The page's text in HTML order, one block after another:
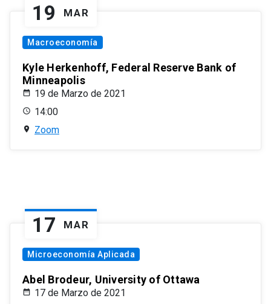
19 MAR
Macroeconomía
Kyle Herkenhoff, Federal Reserve Bank of
Minneapolis
19 de Marzo de 2021
14:00
Zoom
17 MAR
Microeconomía Aplicada
Abel Brodeur, University of Ottawa
17 de Marzo de 2021